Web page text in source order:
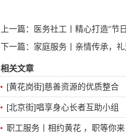
上一篇：
医务社工丨精心打造“节
下一篇： 家庭服务丨亲情传承，
相关文章
[黄花岗街]慈善资源的优质整合
[北京街]唱享身心长者互助小组
职工服务丨相约黄花 ，职等你来